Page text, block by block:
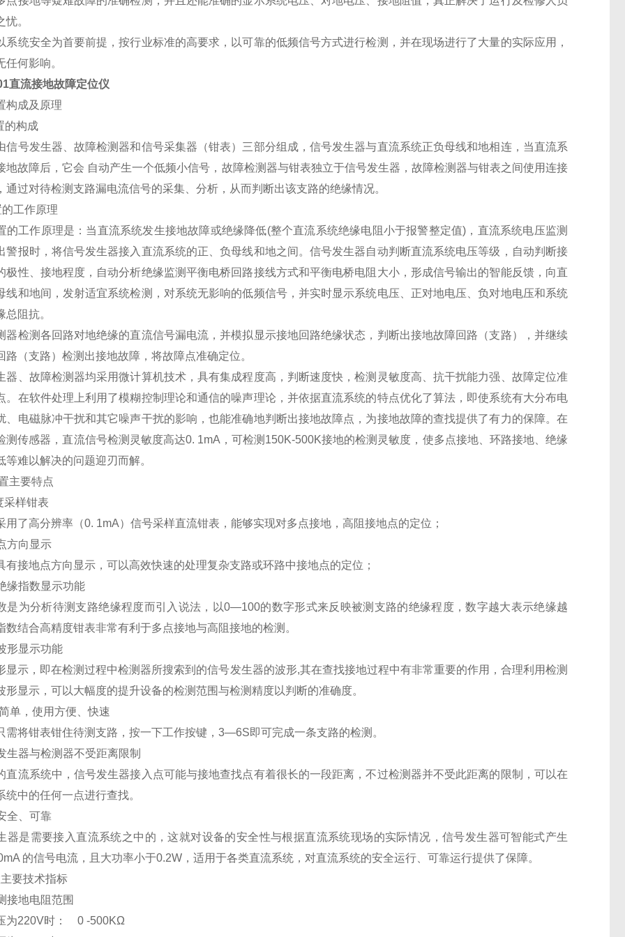
忧。
系统安全为首要前提，按行业标准的高要求，以可靠的低频信号方式进行检测，并在现场进行了大量的实际应用，
任何影响。
直流接地故障定位仪
构成及原理
的构成
信号发生器、故障检测器和信号采集器（钳表）三部分组成，信号发生器与直流系统正负母线和地相连，当直流系
地故障后，它会 自动产生一个低频小信号，故障检测器与钳表独立于信号发生器，故障检测器与钳表之间使用连接
通过对待检测支路漏电流信号的采集、分析，从而判断出该支路的绝缘情况。
工作原理
的工作原理是：当直流系统发生接地故障或绝缘降低(整个直流系统绝缘电阻小于报警整定值)，直流系统电压监测
警报时，将信号发生器接入直流系统的正、负母线和地之间。信号发生器自动判断直流系统电压等级，自动判断接
极性、接地程度，自动分析绝缘监测平衡电桥回路接线方式和平衡电桥电阻大小，形成信号输出的智能反馈，向直
线和地间，发射适宜系统检测，对系统无影响的低频信号，并实时显示系统电压、正对地电压、负对地电压和系统
总阻抗。
器检测各回路对地绝缘的直流信号漏电流，并模拟显示接地回路绝缘状态，判断出接地故障回路（支路），并继续
路（支路）检测出接地故障，将故障点准确定位。
器、故障检测器均采用微计算机技术，具有集成程度高，判断速度快，检测灵敏度高、抗干扰能力强、故障定位准
。在软件处理上利用了模糊控制理论和通信的噪声理论，并依据直流系统的特点优化了算法，即使系统有大分布电
、电磁脉冲干扰和其它噪声干扰的影响，也能准确地判断出接地故障点，为接地故障的查找提供了有力的保障。在
测传感器，直流信号检测灵敏度高达0. 1mA，可检测150K-500K接地的检测灵敏度，使多点接地、环路接地、绝缘
等难以解决的问题迎刃而解。
主要特点
采样钳表
用了高分辨率（0. 1mA）信号采样直流钳表，能够实现对多点接地，高阻接地点的定位；
方向显示
有接地点方向显示，可以高效快速的处理复杂支路或环路中接地点的定位；
缘指数显示功能
是为分析待测支路绝缘程度而引入说法，以0—100的数字形式来反映被测支路的绝缘程度，数字越大表示绝缘越
数结合高精度钳表非常有利于多点接地与高阻接地的检测。
形显示功能
显示，即在检测过程中检测器所搜索到的信号发生器的波形,其在查找接地过程中有非常重要的作用，合理利用检测
形显示，可以大幅度的提升设备的检测范围与检测精度以判断的准确度。
单，使用方便、快速
需将钳表钳住待测支路，按一下工作按键，3—6S即可完成一条支路的检测。
生器与检测器不受距离限制
直流系统中，信号发生器接入点可能与接地查找点有着很长的一段距离，不过检测器并不受此距离的限制，可以在
统中的任何一点进行查找。
全、可靠
器是需要接入直流系统之中的，这就对设备的安全性与根据直流系统现场的实际情况，信号发生器可智能式产生
的信号电流，且大功率小于0.2W，适用于各类直流系统，对直流系统的安全运行、可靠运行提供了保障。
要技术指标
接地电阻范围
为220V时： 0 -500KΩ